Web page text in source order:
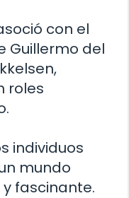
con el
Guillermo del
roles
individuos
mundo
fascinante.